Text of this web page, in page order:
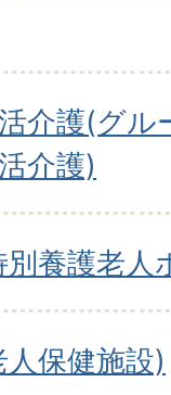
介護(グ
介護)
養護老人
保健施設)